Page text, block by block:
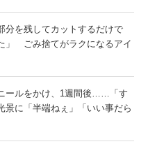
分を残してカットするだけで
」 ごみ捨てがラクになるアイ
ールをかけ、1週間後……「す
に「半端ねぇ」「いい事だら